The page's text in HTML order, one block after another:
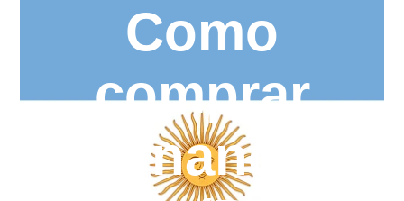
Como
comprar
Binance